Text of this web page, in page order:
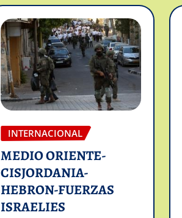
INTERNACIONAL
MEDIO ORIENTE-
CISJORDANIA-
HEBRON-FUERZAS
ISRAELIES